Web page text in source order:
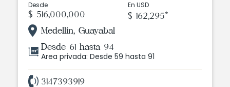
Desde
$ 516,000,000
En USD
$ 162,295*
Medellin, Guayabal
Desde 61 hasta 94
Area privada: Desde 59 hasta 91
3147393919